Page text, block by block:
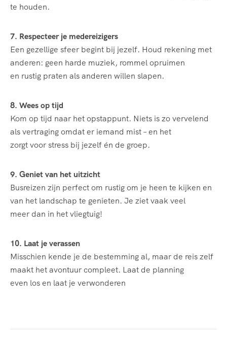
te houden.
7. Respecteer je medereizigers
Een gezellige sfeer begint bij jezelf. Houd rekening met
anderen: geen harde muziek, rommel opruimen
en rustig praten als anderen willen slapen.
8. Wees op tijd
Kom op tijd naar het opstappunt. Niets is zo vervelend
als vertraging omdat er iemand mist – en het
zorgt voor stress bij jezelf én de groep.
9. Geniet van het uitzicht
Busreizen zijn perfect om rustig om je heen te kijken en
van het landschap te genieten. Je ziet vaak veel
meer dan in het vliegtuig!
10. Laat je verassen
Misschien kende je de bestemming al, maar de reis zelf
maakt het avontuur compleet. Laat de planning
even los en laat je verwonderen